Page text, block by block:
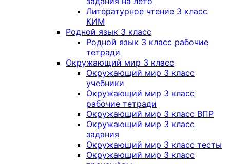
Литературное чтение 3 класс
КИМ
Родной язык 3 класс
Родной язык 3 класс рабочие
тетради
Окружающий мир 3 класс
Окружающий мир 3 класс
учебники
Окружающий мир 3 класс
рабочие тетради
Окружающий мир 3 класс ВПР
Окружающий мир 3 класс
задания
Окружающий мир 3 класс тесты
Окружающий мир 3 класс